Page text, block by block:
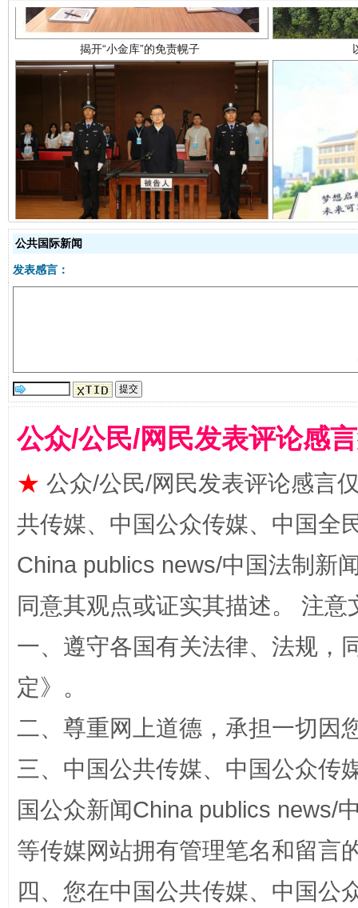
受贿1.44亿！段成刚被判无期 从幼
全民健身五年计划来了！等你上场
阿坝州三大球赛在茂县开幕 规模
国家大学科技园优化重塑工作
公共国际新闻
发表感言：
公众/公民/网民发表评论感
★ 公众/公民/网民发表评论感言
共传媒、中国公众传媒、中国全
China publics news/中国法制新
同意其观点或证实其描述。 注
一、遵守各国有关法律、法规，
定》。
二、尊重网上道德，承担一切因
三、中国公共传媒、中国公众传
国公众新闻China publics news/
等传媒网站拥有管理笔名和留言
四、您在中国公共传媒、中国公